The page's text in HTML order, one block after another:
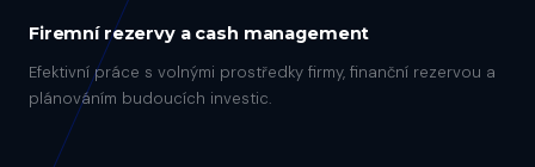
Firemní rezervy a cash management
Efektivní práce s volnými prostředky firmy, finanční rezervou a
plánováním budoucích investic.